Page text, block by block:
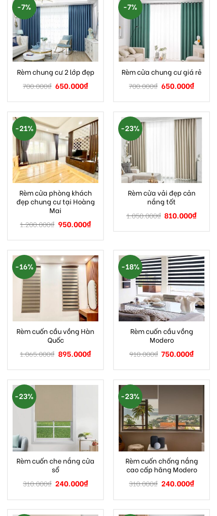
-7%
Rèm chung cư 2 lớp đẹp
700.000₫ 650.000₫
-7%
Rèm cửa chung cư giá rẻ
700.000₫ 650.000₫
-21%
Rèm cửa phòng khách
đẹp chung cư tại Hoàng
Mai
1.200.000₫ 950.000₫
-23%
Rèm cửa vải đẹp cản
nắng tốt
1.050.000₫ 810.000₫
-16%
Rèm cuốn cầu vồng Hàn
Quốc
1.065.000₫ 895.000₫
-18%
Rèm cuốn cầu vồng
Modero
910.000₫ 750.000₫
-23%
Rèm cuốn che nắng cửa
sổ
310.000₫ 240.000₫
-23%
Rèm cuốn chống nắng
cao cấp hãng Modero
310.000₫ 240.000₫